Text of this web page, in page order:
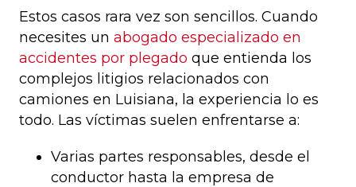
Estos casos rara vez son sencillos. Cuando
necesites un abogado especializado en
accidentes por plegado que entienda los
complejos litigios relacionados con
camiones en Luisiana, la experiencia lo es
todo. Las víctimas suelen enfrentarse a:
Varias partes responsables, desde el
conductor hasta la empresa de